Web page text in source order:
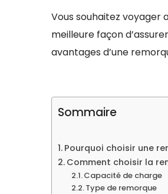
Vous souhaitez voyager
meilleure façon
avantages d’une
Sommaire
Pourquoi choisir une
Comment choisir la
Capacité de charge
Type de remorque